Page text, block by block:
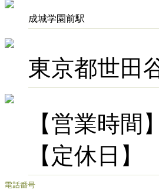
成城学園前駅
東京都世田
【営業時
【定休日